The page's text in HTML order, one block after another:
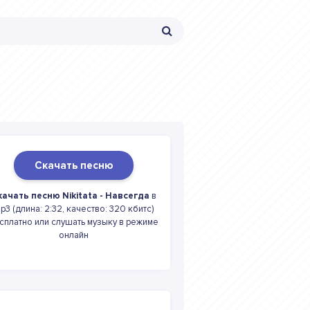
Скачать песню
песню Nikitata - Навсегда в
(длина: 2:32, качество: 320 кбитс)
или слушать музыку в режиме
онлайн